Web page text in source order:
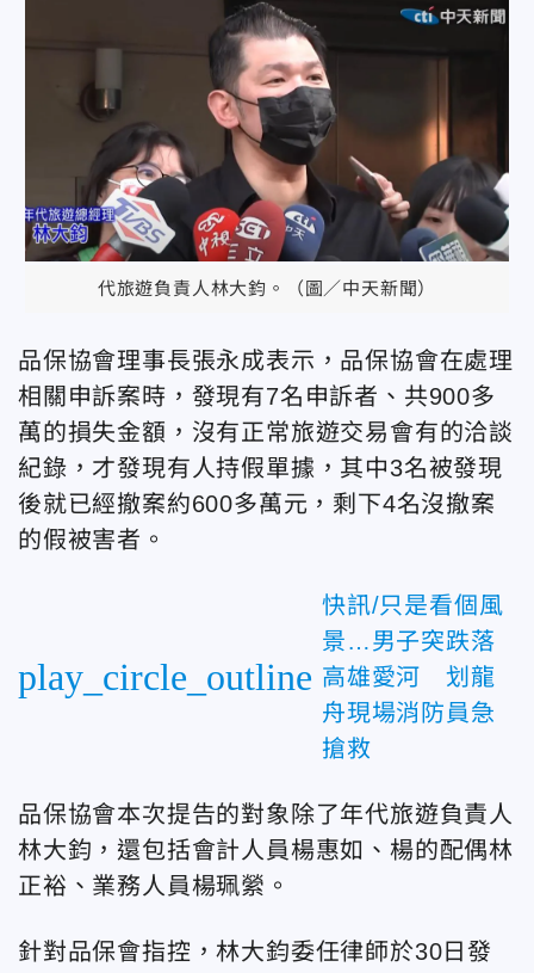
代旅遊負責人林大鈞。（圖／中天新聞）
品保協會理事長張永成表示，品保協會在處理
相關申訴案時，發現有7名申訴者、共900多
萬的損失金額，沒有正常旅遊交易會有的洽談
紀錄，才發現有人持假單據，其中3名被發現
後就已經撤案約600多萬元，剩下4名沒撤案
的假被害者。
play_circle_outline
快訊/只是看個風
景…男子突跌落
高雄愛河 划龍
舟現場消防員急
搶救
品保協會本次提告的對象除了年代旅遊負責人
林大鈞，還包括會計人員楊惠如、楊的配偶林
正裕、業務人員楊珮縈。
針對品保會指控，林大鈞委任律師於30日發